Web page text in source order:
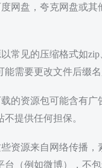
网盘，夸克网盘或其
常见的压缩格式如zip
能需要更改文件后缀
的资源包可能含有广
不提供任何担保。
资源来自网络传播，
台（例如微博），不